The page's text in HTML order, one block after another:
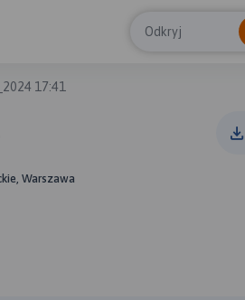
Odkryj
17:41
Warszawa